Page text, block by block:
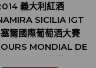
義大利紅酒
SICILIA IGT
爾國際葡萄酒大賽
MONDIAL DE